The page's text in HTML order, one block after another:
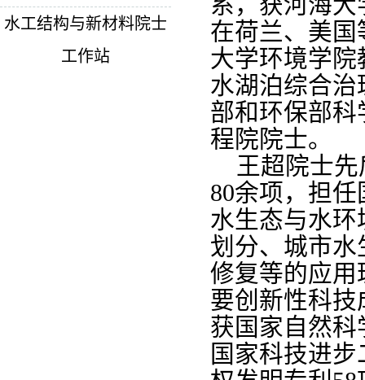
水工结构与新材料院士
工作站
在荷兰、美
大学环境学院
水湖泊综合治
部和环保部科
程院院士。
王超院士
80余项，担任
水生态与水环
划分、城市
修复等的应用
要创新性科
获国家自然科
国家科技进